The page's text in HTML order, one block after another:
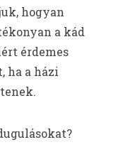
hogyan
a kád
érdemes
ha a házi